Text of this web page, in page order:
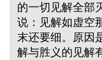
的一切见解全部
说：见解如虚空
末还要细。原因
解与胜义的见解